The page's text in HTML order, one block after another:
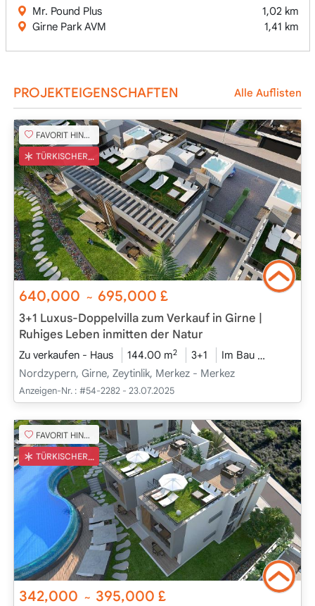
Mr. Pound Plus
1,02 km
Girne Park AVM
1,41 km
PROJEKTEIGENSCHAFTEN Alle Auflisten
FAVORIT HINZUFÜGEN
TÜRKISCHER COB
640,000 ~ 695,000 £
3+1 Luxus-Doppelvilla zum Verkauf in Girne |
Ruhiges Leben inmitten der Natur
Zu verkaufen - Haus 144.00 m2 3+1 Im Bau
Nordzypern, Girne, Zeytinlik, Merkez - Merkez
Anzeigen-Nr. : #54-2282 - 23.07.2025
FAVORIT HINZUFÜGEN
TÜRKISCHER COB
342,000 ~ 395,000 £